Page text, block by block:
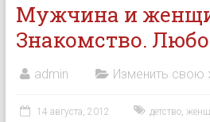
Мужчина и
Знакомство.
admin Изменить свою
14 августа, 2012 детство,